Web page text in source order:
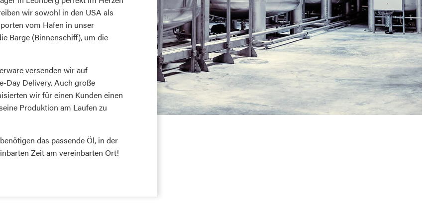
wir sowohl in den USA als
vom Hafen in unser
Barge (Binnenschiff), um die
versenden wir auf
Day Delivery. Auch große
wir für einen Kunden einen
Produktion am Laufen zu
das passende Öl, in der
Zeit am vereinbarten Ort!